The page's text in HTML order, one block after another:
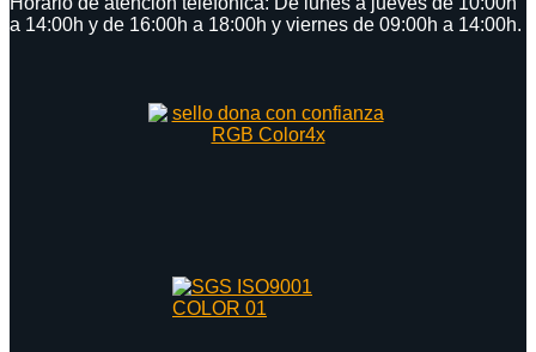
a 14:00h y de 16:00h a 18:00h y viernes de 09:00h a 14:00h.